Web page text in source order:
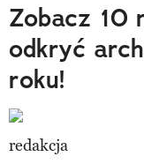
Trendbook Podróżniczy
Polecane
Zobacz 10
odkryć
roku!
redakcja